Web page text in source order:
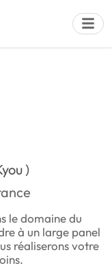
)
le domaine du
à un large panel
réaliserons votre